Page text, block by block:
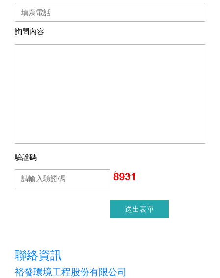
詢問內容
驗證碼
聯絡資訊
裕發環境工程股份有限公司